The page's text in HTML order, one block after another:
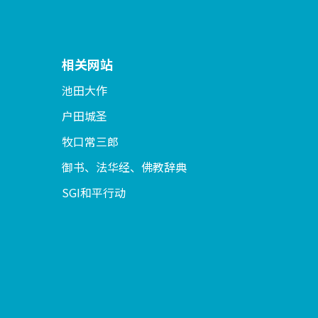
相关网站
池田大作
户田城圣
牧口常三郎
御书、法华经、佛教辞典
SGI和平行动